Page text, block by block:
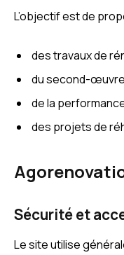
L’objectif est de
des travaux de
du second-
de la
des projets de
Sécurité et
Le site utilise